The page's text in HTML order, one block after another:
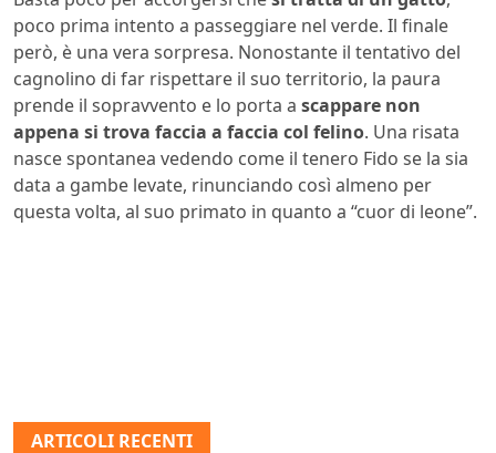
poco prima intento a passeggiare nel verde. Il finale
però, è una vera sorpresa. Nonostante il tentativo del
cagnolino di far rispettare il suo territorio, la paura
prende il sopravvento e lo porta a scappare non
appena si trova faccia a faccia col felino. Una risata
nasce spontanea vedendo come il tenero Fido se la sia
data a gambe levate, rinunciando così almeno per
questa volta, al suo primato in quanto a “cuor di leone”.
ARTICOLI RECENTI